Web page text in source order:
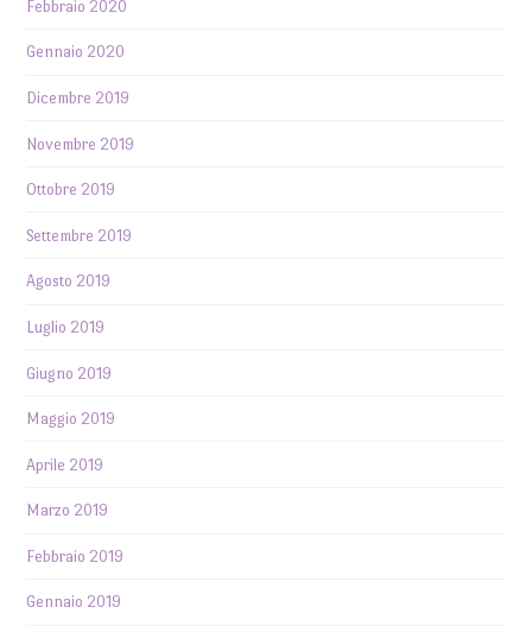
Febbraio 2020
Gennaio 2020
Dicembre 2019
Novembre 2019
Ottobre 2019
Settembre 2019
Agosto 2019
Luglio 2019
Giugno 2019
Maggio 2019
Aprile 2019
Marzo 2019
Febbraio 2019
Gennaio 2019